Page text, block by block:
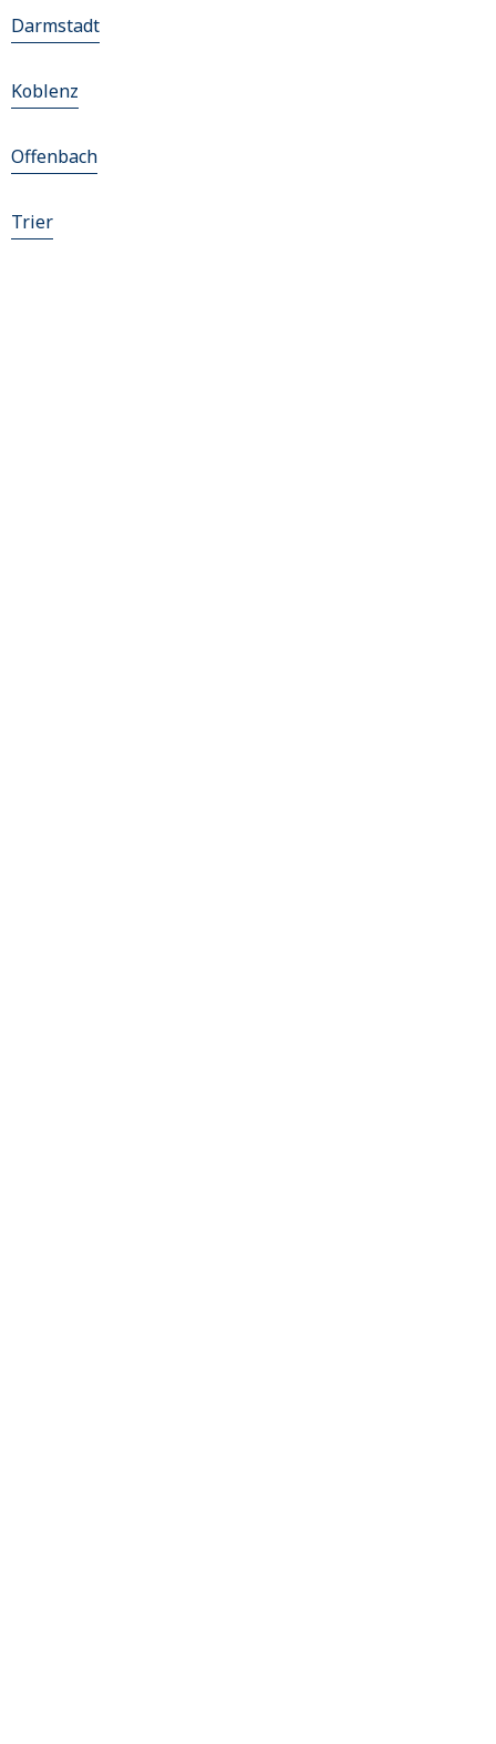
Darmstadt
Koblenz
Offenbach
Trier